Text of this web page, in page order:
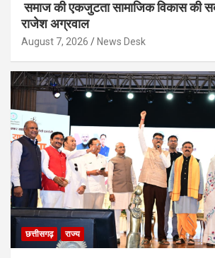
समाज की एकजुटता सामाजिक विकास की
राजेश अग्रवाल
August 7, 2026 News Desk
छत्तीसगढ़ राज्य